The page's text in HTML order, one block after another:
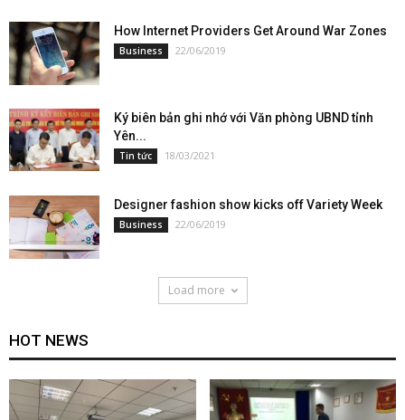
How Internet Providers Get Around War Zones
Business 22/06/2019
Ký biên bản ghi nhớ với Văn phòng UBND tỉnh
Yên...
Tin tức 18/03/2021
Designer fashion show kicks off Variety Week
Business 22/06/2019
Load more
HOT NEWS